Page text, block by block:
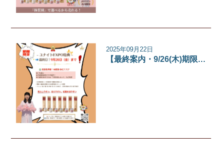
2025年09月22日
【最終案内・9/26(木)期限…